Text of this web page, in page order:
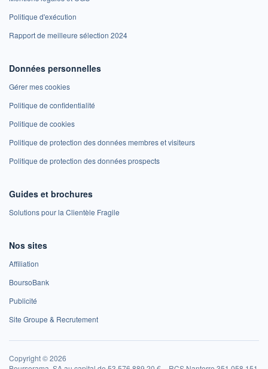
Politique d'exécution
Rapport de meilleure sélection 2024
Données personnelles
Gérer mes cookies
Politique de confidentialité
Politique de cookies
Politique de protection des données membres et visiteurs
Politique de protection des données prospects
Guides et brochures
Solutions pour la Clientèle Fragile
Nos sites
Affiliation
BoursoBank
Publicité
Site Groupe & Recrutement
Copyright © 2026